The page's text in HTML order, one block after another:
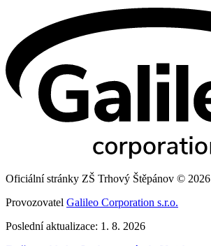
Oficiální stránky ZŠ Trhový Štěpánov © 2026
Provozovatel Galileo Corporation s.r.o.
Poslední aktualizace: 1. 8. 2026